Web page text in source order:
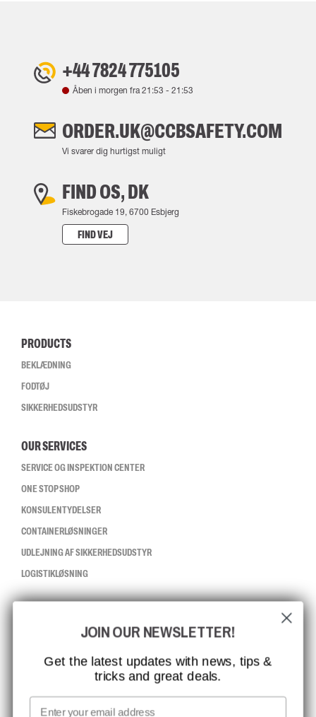
+44 7824 775105
Åben i morgen fra21:53 - 21:53
ORDER.UK@CCBSAFETY.COM
Vi svarer dig hurtigst muligt
FIND OS, DK
Fiskebrogade 19, 6700 Esbjerg
FIND VEJ
PRODUCTS
BEKLÆDNING
FODTØJ
SIKKERHEDSUDSTYR
OUR SERVICES
SERVICE OG INSPEKTION CENTER
ONE STOP SHOP
KONSULENTYDELSER
CONTAINERLØSNINGER
UDLEJNING AF SIKKERHEDSUDSTYR
LOGISTIKLØSNING
ISO-CERTIFICERING
GLOBAL RÆKKEVIDDE
MISSION, VISION OG VÆRDIER
KONTAKT
JOIN OUR NEWSLETTER!
Get the latest updates with news, tips &
tricks and great deals.
Email